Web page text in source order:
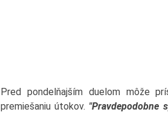
Pred pondelňajším duelom môže
premiešaniu útokov. "Pravdepodobne